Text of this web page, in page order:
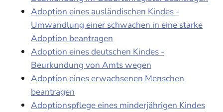
Adoption eines ausländischen Kindes -
Umwandlung einer schwachen in eine starke
Adoption beantragen
Adoption eines deutschen Kindes -
Beurkundung von Amts wegen
Adoption eines erwachsenen Menschen
beantragen
Adoptionspflege eines minderjährigen Kindes